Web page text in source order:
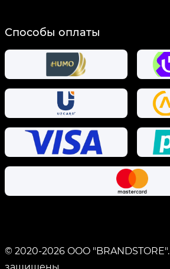
Способы оплаты
© 2020-2026 OOO "BRANDSTORE".